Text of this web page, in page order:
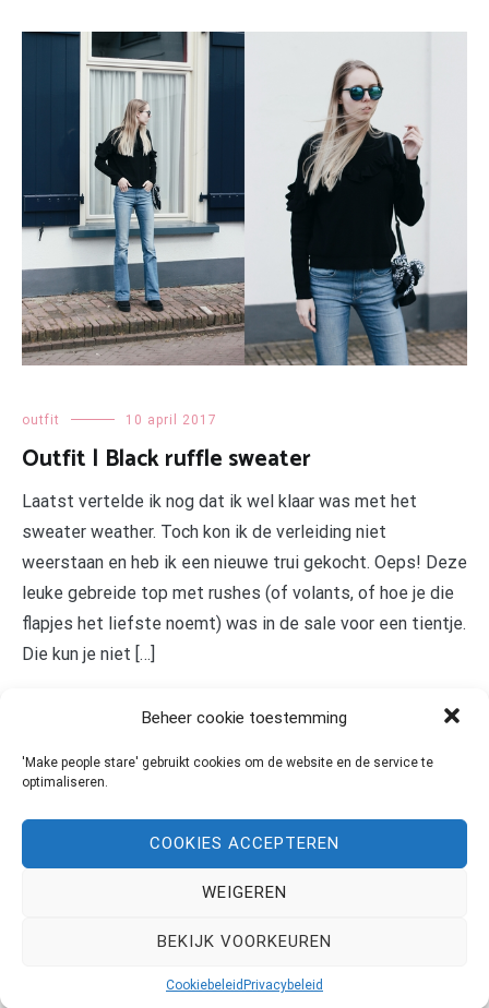
Beheer cookie toestemming
'Make people stare' gebruikt cookies om de website en de service te
optimaliseren.
COOKIES ACCEPTEREN
WEIGEREN
BEKIJK VOORKEUREN
CookiebeleidPrivacybeleid
outfit 10 april 2017
Outfit | Black ruffle sweater
Laatst vertelde ik nog dat ik wel klaar was met het
sweater weather. Toch kon ik de verleiding niet
weerstaan en heb ik een nieuwe trui gekocht. Oeps! Deze
leuke gebreide top met rushes (of volants, of hoe je die
flapjes het liefste noemt) was in de sale voor een tientje.
Die kun je niet […]
LEES MEER